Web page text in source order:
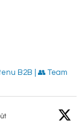
B2B | 👥 Team